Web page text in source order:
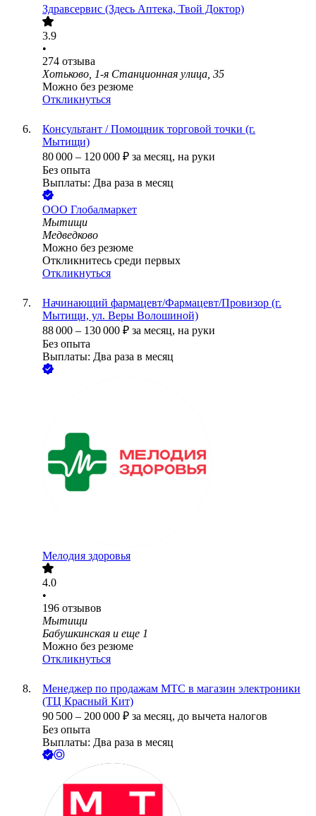
Здравсервис (Здесь Аптека, Твой Доктор)
3.9
•
274 отзыва
Хотьково, 1-я Станционная улица, 35
Можно без резюме
Откликнуться
Консультант / Помощник торговой точки (г.
Мытищи)
80 000 – 120 000 ₽ за месяц, на руки
Без опыта
Выплаты: Два раза в месяц
ООО Глобалмаркет
Мытищи
Медведково
Можно без резюме
Откликнитесь среди первых
Откликнуться
Начинающий фармацевт/Фармацевт/Провизор (г.
Мытищи, ул. Веры Волошиной)
88 000 – 130 000 ₽ за месяц, на руки
Без опыта
Выплаты: Два раза в месяц
Мелодия здоровья
4.0
•
196 отзывов
Мытищи
Бабушкинская и еще 1
Можно без резюме
Откликнуться
Менеджер по продажам МТС в магазин электроники
(ТЦ Красный Кит)
90 500 – 200 000 ₽ за месяц, до вычета налогов
Без опыта
Выплаты: Два раза в месяц